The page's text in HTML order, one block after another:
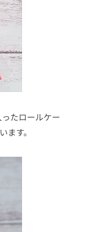
たロールケー
す。